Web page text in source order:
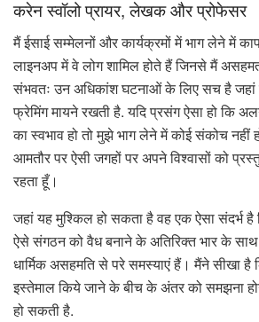
करेन स्वॉलो प्रायर, लेखक और प्रोफेसर
मैं ईसाई सम्मेलनों और कार्यक्रमों में भाग लेने में
लाइनअप में वे लोग शामिल होते हैं जिनसे मैं
संभवतः उन अधिकांश घटनाओं के लिए सच है जहां
फ्रेमिंग मायने रखती है. यदि प्रसंग ऐसा हो कि
का स्वभाव हो तो मुझे भाग लेने में कोई संकोच नहीं
आमतौर पर ऐसी जगहों पर अपने विश्वासों को
रहता हूँ।
जहां यह मुश्किल हो सकता है वह एक ऐसा संदर्भ है
ऐसे संगठन को वैध बनाने के अतिरिक्त भार के
धार्मिक असहमति से परे समस्याएं हैं। मैंने सीखा
इस्तेमाल किये जाने के बीच के अंतर को समझना
हो सकती है.